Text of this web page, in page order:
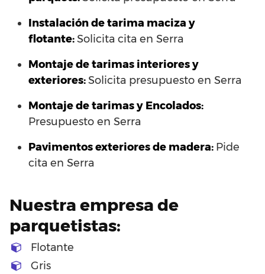
Instalación de tarima maciza y
flotante:Solicita cita en Serra
Montaje de tarimas interiores y
exteriores:Solicita presupuesto en Serra
Montaje de tarimas y Encolados:
Presupuesto en Serra
Pavimentos exteriores de madera: Pide
cita en Serra
Nuestra empresa de
parquetistas:
Flotante
Gris